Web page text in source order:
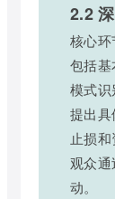
2.2
核心环
包括基
模式识
提出具
止损
观众
动。